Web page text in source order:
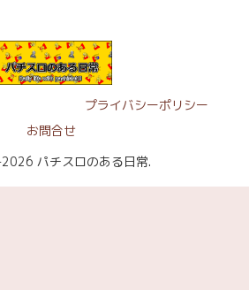
プライバシーポリシー
お問合せ
パチスロのある日常.